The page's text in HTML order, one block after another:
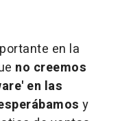
en la
no creemos
en las
y